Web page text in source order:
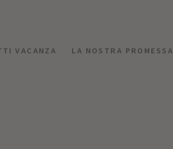
VACANZA LA NOSTRA PROMESSA